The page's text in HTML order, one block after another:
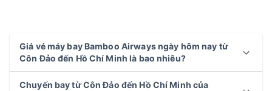
Giá vé máy bay Bamboo Airways ngày hôm nay từ
Côn Đảo đến Hồ Chí Minh là bao nhiêu?
Chuyến bay từ Côn Đảo đến Hồ Chí Minh của